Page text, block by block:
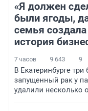
«Я должен
были ягоды,
семья
история
7 часов 9 643 9
В Екатеринбурге
запущенный рак у
удалили несколько